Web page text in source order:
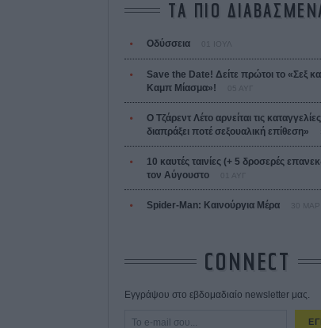
ΤΑ ΠΙΟ
Οδύσσεια
Save the Date! Δείτε πρώτοι το «Σεξ
Καμπ Μίασμα»!
Ο Τζάρεντ Λέτο αρνείται τις
διαπράξει ποτέ σεξουαλική επίθεση»
10 καυτές ταινίες (+ 5 δροσερές
τον Αύγουστο
Spider-Man: Καινούργια Μέρα 30 ΜΑΡ
CONNECT
Εγγράψου στο εβδομαδιαίο newsletter μας.